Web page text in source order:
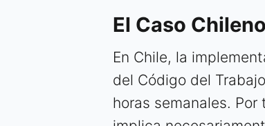
El Caso
En Chile, la
del Código del
horas semanales.